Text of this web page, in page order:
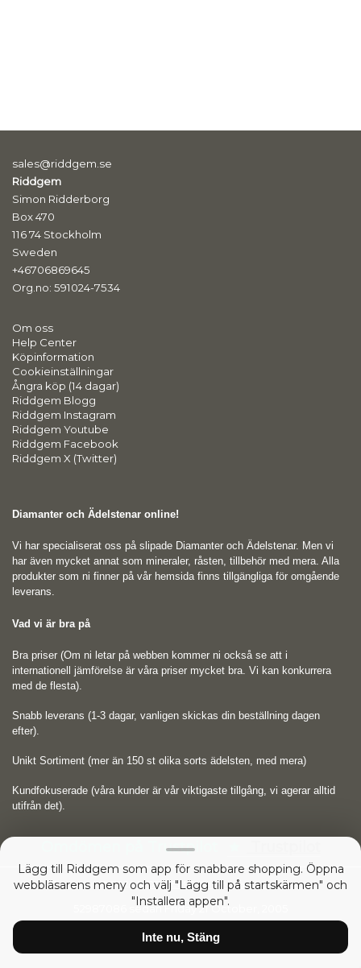
sales@riddgem.se
Riddgem
Simon Ridderborg
Box 470
116 74 Stockholm
Sweden
+46706869645
Org.no: 591024-7534
Om oss
Help Center
Köpinformation
Cookieinställningar
Ångra köp (14 dagar)
Riddgem Blogg
Riddgem Instagram
Riddgem Youtube
Riddgem Facebook
Riddgem X (Twitter)
Diamanter och Ädelstenar online!
Vi har specialiserat oss på slipade Diamanter och Ädelstenar. Men vi
har även mycket annat som mineraler, råsten, tillbehör med mera. Alla
produkter som ni finner på vår hemsida finns tillgängliga för omgående
leverans.
Vad vi är bra på
Bra priser (Om ni letar på webben kommer ni också se att i
internationell jämförelse är våra priser mycket bra. Vi kan konkurrera
med de flesta).
Snabb leverans (1-3 dagar, vanligen skickas din beställning dagen
efter).
Unikt Sortiment (mer än 150 st olika sorts ädelsten, med mera)
Kundfokuserade (våra kunder är vår viktigaste tillgång, vi agerar alltid
utifrån det).
Omdömen på Trustpilot
Copyright © 2026RIDDGEM Diamonds and Gemstones
52987086 sedanFriday 21 October, 2005
Lägg till Riddgem som app för snabbare shopping. Öppna
webbläsarens meny och välj "Lägg till på startskärmen" och
"Installera appen".
Inte nu, Stäng